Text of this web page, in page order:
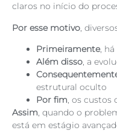
claros no início do
Por esse motivo,
Primeiramente,
Além disso, a
estrutural oculto
Por fim, os custos
Assim, quando o
está em estágio